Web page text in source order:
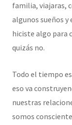
familia, viajaras,
algunos sueños
hiciste algo para
quizás no.
Todo el tiempo
eso va
nuestras
somos